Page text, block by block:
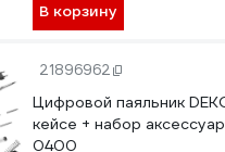
В корзину
21896962
Цифровой паяльник
кейсе + набор
0400